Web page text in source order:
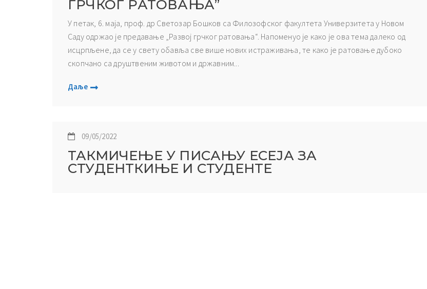
ГРЧКОГ РАТОВАЊА”
У петак, 6. маја, проф. др Светозар Бошков са Филозофског факултета Универзитета у Новом
Саду одржао је предавање „Развој грчког ратовања“. Напоменуо је како је ова тема далеко од
исцрпљене, да се у свету обавља све више нових истраживања, те како је ратовање дубоко
скопчано са друштвеним животом и државним...
Даље
09/05/2022
ТАКМИЧЕЊЕ У ПИСАЊУ ЕСЕЈА ЗА
СТУДЕНТКИЊЕ И СТУДЕНТЕ